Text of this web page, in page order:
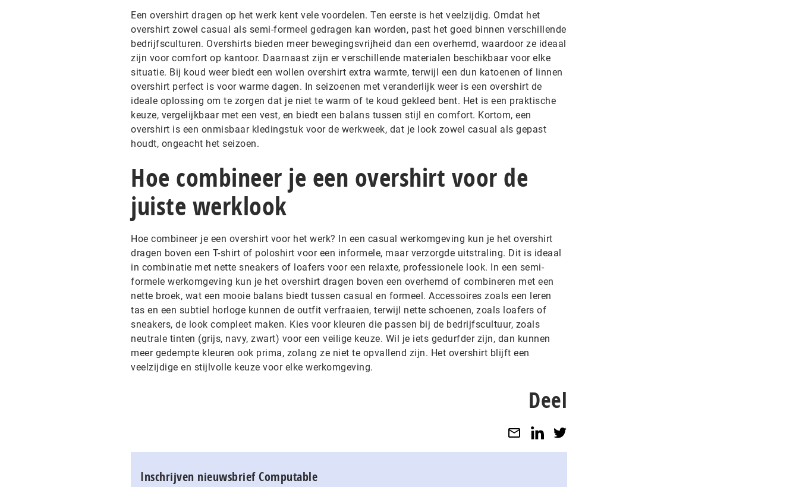
Een overshirt dragen op het werk kent vele voordelen. Ten eerste is het veelzijdig. Omdat het
overshirt zowel casual als semi-formeel gedragen kan worden, past het goed binnen verschillende
bedrijfsculturen. Overshirts bieden meer bewegingsvrijheid dan een overhemd, waardoor ze ideaal
zijn voor comfort op kantoor. Daarnaast zijn er verschillende materialen beschikbaar voor elke
situatie. Bij koud weer biedt een wollen overshirt extra warmte, terwijl een dun katoenen of linnen
overshirt perfect is voor warme dagen. In seizoenen met veranderlijk weer is een overshirt de
ideale oplossing om te zorgen dat je niet te warm of te koud gekleed bent. Het is een praktische
keuze, vergelijkbaar met een vest, en biedt een balans tussen stijl en comfort. Kortom, een
overshirt is een onmisbaar kledingstuk voor de werkweek, dat je look zowel casual als gepast
houdt, ongeacht het seizoen.
Hoe combineer je een overshirt voor de
juiste werklook
Hoe combineer je een overshirt voor het werk? In een casual werkomgeving kun je het overshirt
dragen boven een T-shirt of poloshirt voor een informele, maar verzorgde uitstraling. Dit is ideaal
in combinatie met nette sneakers of loafers voor een relaxte, professionele look. In een semi-
formele werkomgeving kun je het overshirt dragen boven een overhemd of combineren met een
nette broek, wat een mooie balans biedt tussen casual en formeel. Accessoires zoals een leren
tas en een subtiel horloge kunnen de outfit verfraaien, terwijl nette schoenen, zoals loafers of
sneakers, de look compleet maken. Kies voor kleuren die passen bij de bedrijfscultuur, zoals
neutrale tinten (grijs, navy, zwart) voor een veilige keuze. Wil je iets gedurfder zijn, dan kunnen
meer gedempte kleuren ook prima, zolang ze niet te opvallend zijn. Het overshirt blijft een
veelzijdige en stijlvolle keuze voor elke werkomgeving.
Deel
Inschrijven nieuwsbrief Computable